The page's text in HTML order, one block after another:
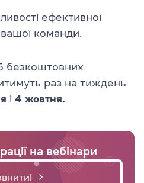
ефективної
вашої команди.
безкоштовних
раз на тиждень
і 4 жовтня.
на вебінари